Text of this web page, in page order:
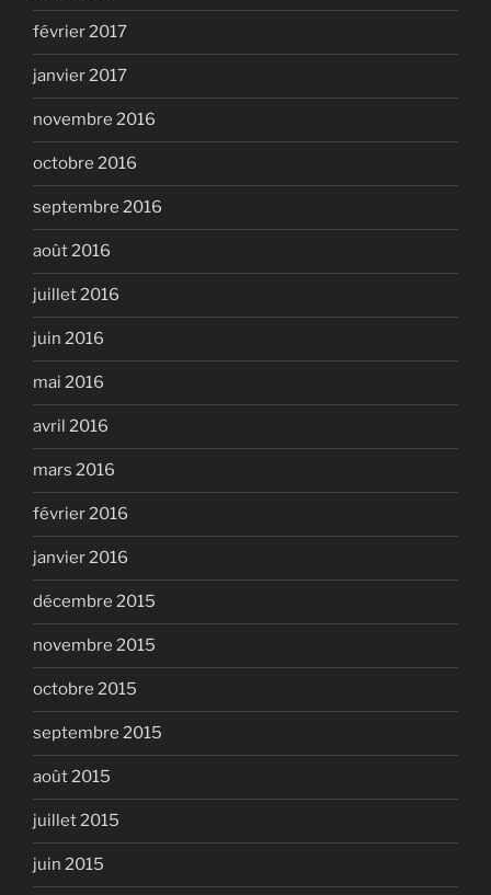
février 2017
janvier 2017
novembre 2016
octobre 2016
septembre 2016
août 2016
juillet 2016
juin 2016
mai 2016
avril 2016
mars 2016
février 2016
janvier 2016
décembre 2015
novembre 2015
octobre 2015
septembre 2015
août 2015
juillet 2015
juin 2015